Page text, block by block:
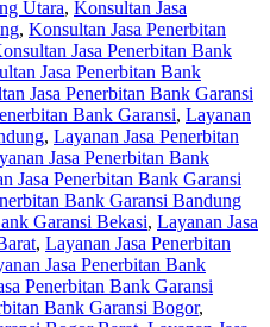
Utara, Konsultan Jasa
, Konsultan Jasa Penerbitan
Jasa Penerbitan Bank
Jasa Penerbitan Bank
Jasa Penerbitan Bank Garansi
Bank Garansi, Layanan
, Layanan Jasa Penerbitan
Jasa Penerbitan Bank
Jasa Penerbitan Bank Garansi
Bank Garansi Bandung
Garansi Bekasi, Layanan Jasa
, Layanan Jasa Penerbitan
Jasa Penerbitan Bank
Penerbitan Bank Garansi
Bank Garansi Bogor,